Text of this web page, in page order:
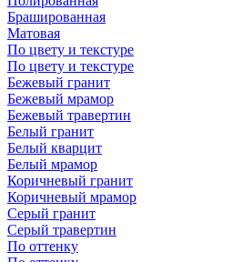
Брашированная
Матовая
По цвету и текстуре
По цвету и текстуре
Бежевый гранит
Бежевый мрамор
Бежевый травертин
Белый гранит
Белый кварцит
Белый мрамор
Коричневый гранит
Коричневый мрамор
Серый гранит
Серый травертин
По оттенку